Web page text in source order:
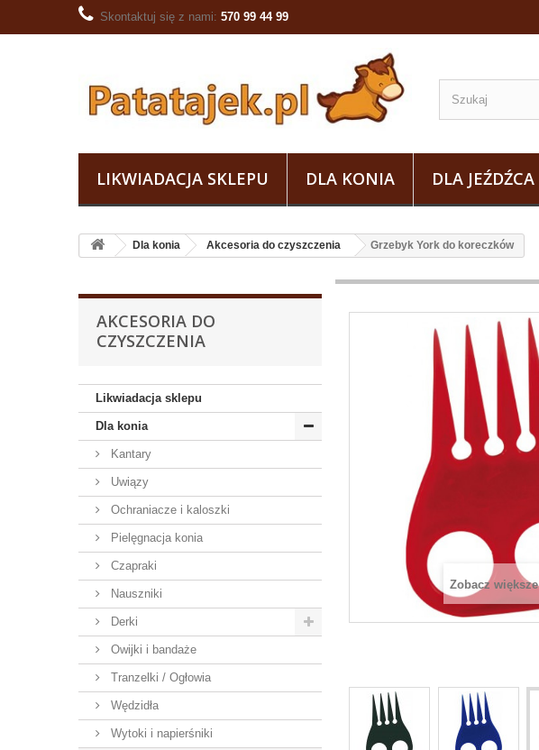
Skontaktuj się z nami: 570 99 44 99
LIKWIADACJA SKLEPU DLA KONIA DLA JEŹDŹCA
Dla konia Akcesoria do czyszczenia Grzebyk York do koreczków
AKCESORIA DO
CZYSZCZENIA
Likwiadacja sklepu
Dla konia
Kantary
Uwiązy
Ochraniacze i kaloszki
Pielęgnacja konia
Czapraki
Nauszniki
Derki
Owijki i bandaże
Tranzelki / Ogłowia
Wędzidła
Wytoki i napierśniki
Zobacz większe